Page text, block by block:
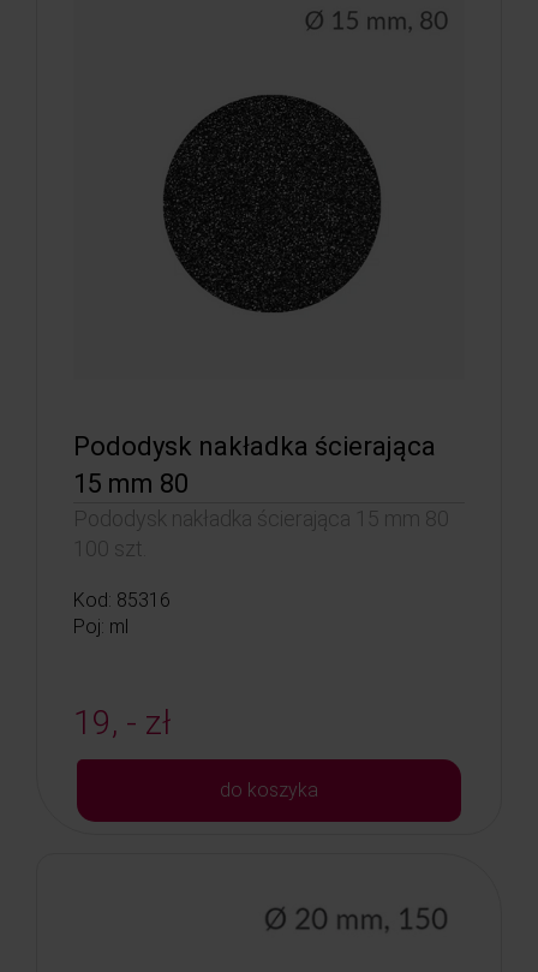
Pododysk nakładka ścierająca
15 mm 80
Pododysk nakładka ścierająca 15 mm 80
100 szt.
Kod: 85316
Poj: ml
19, - zł
do koszyka